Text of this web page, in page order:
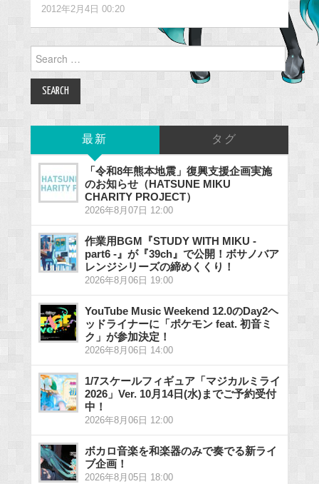
2012年2月4日 00:20
Search
for:
最新 タグ
「令和8年熊本地震」復興支援企画実施
のお知らせ（HATSUNE MIKU
CHARITY PROJECT）
2026年8月07日 12:00
作業用BGM『STUDY WITH MIKU -
part6 -』が『39ch』で公開！ボサノバア
レンジシリーズの締めくくり！
2026年8月06日 19:00
YouTube Music Weekend 12.0のDay2ヘ
ッドライナーに「ポケモン feat. 初音ミ
ク」が参加決定！
2026年8月06日 14:00
1/7スケールフィギュア「マジカルミライ
2026」Ver. 10月14日(水)までご予約受付
中！
2026年8月06日 12:00
ボカロ音楽を和楽器のみで奏でる新ライ
ブ企画！
2026年8月05日 18:00